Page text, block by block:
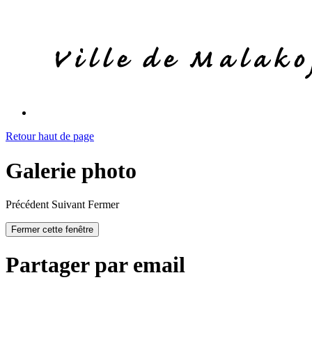
Retour haut de page
Galerie photo
Précédent Suivant Fermer
Fermer cette fenêtre
Partager par email